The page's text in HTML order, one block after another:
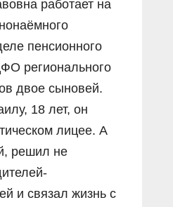
работает на
пенсионного
регионального
двое сыновей.
18 лет, он
лицее. А
решил не
и связал жизнь с